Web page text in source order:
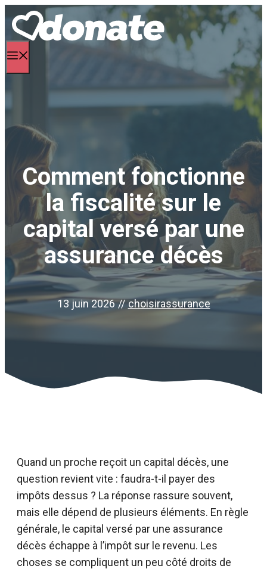
Aller
contenu
Comment fonctionne
la fiscalité sur le
capital versé par une
assurance décès
13 juin 2026 // choisirassurance
Quand un proche reçoit un capital décès, une
question revient vite : faudra-t-il payer des
impôts dessus ? La réponse rassure souvent,
mais elle dépend de plusieurs éléments. En règle
générale, le capital versé par une assurance
décès échappe à l’impôt sur le revenu. Les
choses se compliquent un peu côté droits de